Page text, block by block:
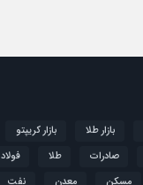
بازار طلا بازار کریپتو
صادرات طلا فولاد
مسکن معدن نفت